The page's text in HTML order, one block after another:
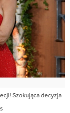
Szokująca decyzja